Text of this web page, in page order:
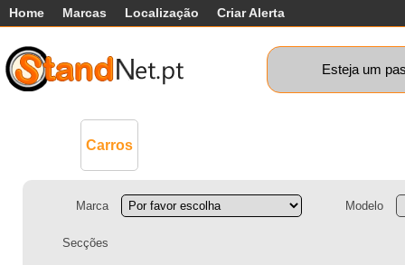
Home Marcas Localização Criar Alerta
Esteja um
Carros
Marca Modelo
Secções